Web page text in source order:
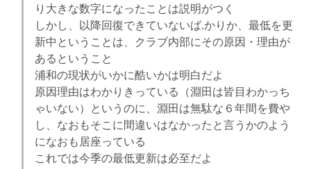
り大きな数字になったことは説明がつく
しかし、以降回復できていないば.かりか、最低を更
新中ということは、クラブ内部にその原因・理由が
あるということ
浦和の現状がいかに酷いかは明白だよ
原因理由はわかりきっている（淵田は皆目わかっち
ゃいない）というのに、淵田は無駄な６年間を費や
し、なおもそこに間違いはなかったと言うかのよう
になおも居座っている
これでは今季の最低更新は必至だよ